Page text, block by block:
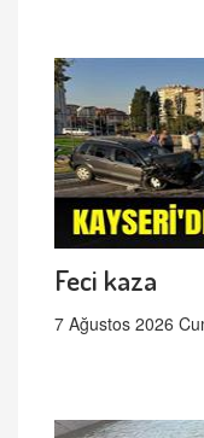
Feci kaza
7 Ağustos 2026